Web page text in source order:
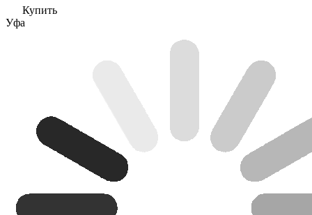
Купить
Уфа